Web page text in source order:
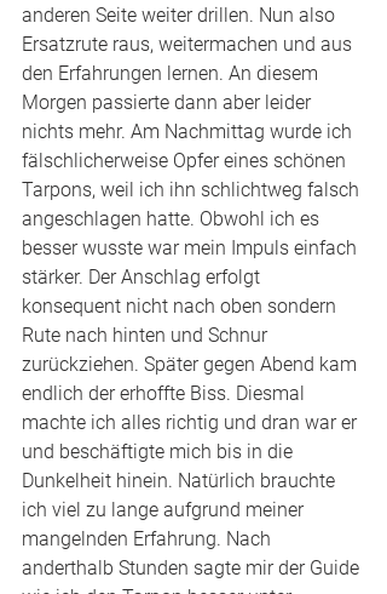
anderen Seite weiter drillen. Nun also
Ersatzrute raus, weitermachen und aus
den Erfahrungen lernen. An diesem
Morgen passierte dann aber leider
nichts mehr. Am Nachmittag wurde ich
fälschlicherweise Opfer eines schönen
Tarpons, weil ich ihn schlichtweg falsch
angeschlagen hatte. Obwohl ich es
besser wusste war mein Impuls einfach
stärker. Der Anschlag erfolgt
konsequent nicht nach oben sondern
Rute nach hinten und Schnur
zurückziehen. Später gegen Abend kam
endlich der erhoffte Biss. Diesmal
machte ich alles richtig und dran war er
und beschäftigte mich bis in die
Dunkelheit hinein. Natürlich brauchte
ich viel zu lange aufgrund meiner
mangelnden Erfahrung. Nach
anderthalb Stunden sagte mir der Guide